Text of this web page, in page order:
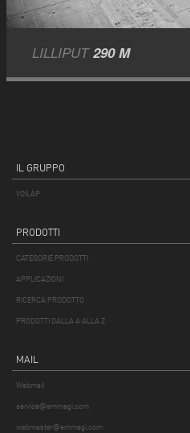
LILLIPUT 290 M
IL GRUPPO
VOILÀP
PRODOTTI
CATEGORIE PRODOTTI
APPLICAZIONI
RICERCA PRODOTTO
PRODOTTI DALLA A ALLA Z
MAIL
Webmail
service@emmegi.com
webmaster@emmegi.com